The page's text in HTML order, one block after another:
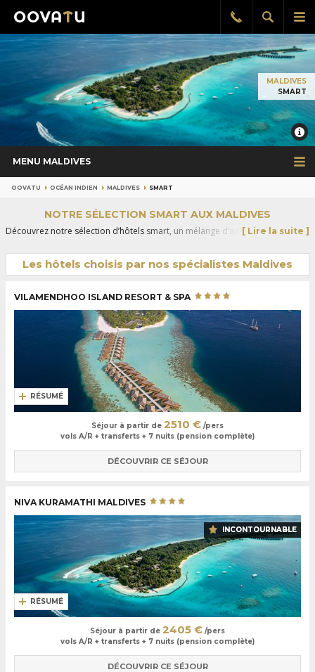
le
Afficher
la
Rappel
gratuit
MALDIVES
SMART
MENU MALDIVES
OOVATU OCÉAN INDIEN MALDIVES SMART
NOTRE SÉLECTION SMART AUX MALDIVES
Découvrez notre sélection d’hôtels smart, un mélange d’adresses choisies
service attentionné. En couple, en famille ou entre amis, elles sont parfaites
pour profiter de votre voyage sans concessions. Il ne vous reste plus qu'à
[ Lire la suite ]
Les hôtels choisis par nos spécialistes Maldives
VILAMENDHOO ISLAND RESORT & SPA
RÉSUMÉ
Séjour à partir de 2510 € /pers
vols A/R + transferts + 7 nuits (pension complète)
DÉCOUVRIR CE SÉJOUR
NIVA KURAMATHI MALDIVES
INCONTOURNABLE
RÉSUMÉ
Séjour à partir de 2405 € /pers
vols A/R + transferts + 7 nuits (pension complète)
DÉCOUVRIR CE SÉJOUR